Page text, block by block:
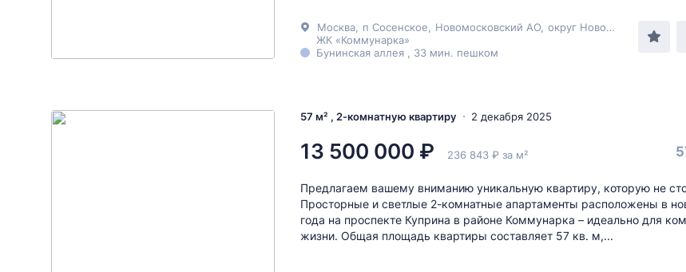
Москва п Сосенское Новомосковский АО округ Новомосковский
ЖК «Коммунарка»
Бунинская аллея , 33 мин. пешком
57 м² , 2-комнатную квартиру 2 декабря 2025
13 500 000 ₽ 236 843 ₽ за м²
Предлагаем вашему вниманию уникальную квартиру, которую не
Просторные и светлые 2-комнатные апартаменты расположены в
года на проспекте Куприна в районе Коммунарка – идеально для
жизни. Общая площадь квартиры составляет 57 кв. м,...